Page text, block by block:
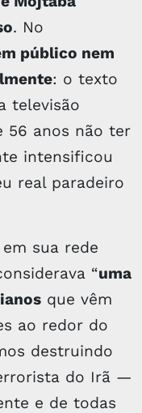
. No
público nem
: o texto
televisão
56 anos não ter
intensificou
real paradeiro
sua rede
“uma
que vêm
ao redor do
destruindo
do Irã —
e de todas